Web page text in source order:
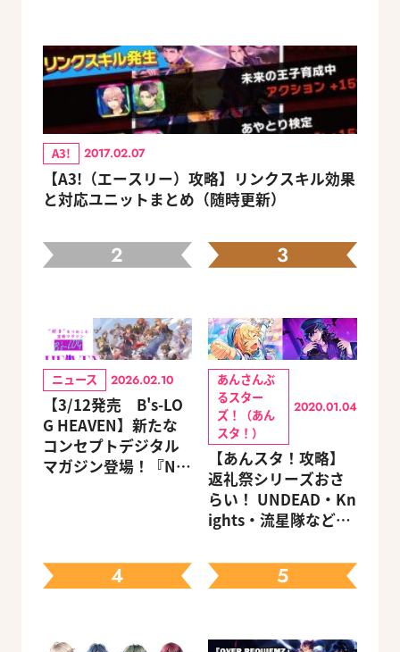
A3! 2017.02.07
【A3!（エースリー）攻略】リンクスキル効果
と対応ユニットまとめ（随時更新）
2
ニュース 2026.02.10
【3/12発売 B's-LO
G HEAVEN】新たな
コンセプトデジタル
マガジン登場！『NU:
中！
3
あんさんぶ
るスター
ズ！（あん
スタ！）
2020.01.04
【あんスタ！攻略】
返礼祭シリーズおさ
らい！ UNDEAD・Kn
ights・流星隊など、
ェック
4 5